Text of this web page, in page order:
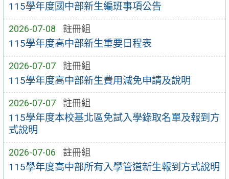
115學年度國中部新生編班事項公告
2026-07-08 註冊組
115學年度高中部新生重要日程表
2026-07-07 註冊組
115學年度高中部新生費用減免申請及說明
2026-07-07 註冊組
115學年度本校基北區免試入學錄取名單及報到方
式說明
2026-07-06 註冊組
115學年度高中部所有入學管道新生報到方式說明